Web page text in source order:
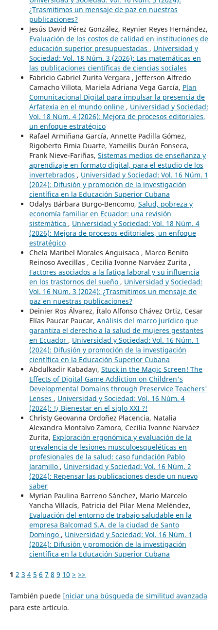
¿Trasmitimos un mensaje de paz en nuestras
publicaciones?
Jesús David Pérez González, Reynier Reyes Hernández,
Evaluación de los costos de calidad en instituciones de
educación superior presupuestadas , Universidad y
Sociedad: Vol. 18 Núm. 3 (2026): Las matemáticas en
las publicaciones científicas de ciencias sociales
Fabricio Gabriel Zurita Vergara , Jefferson Alfredo
Camacho Villota, Mariela Adriana Vega García, Plan
Comunicacional Digital para impulsar la presencia de
Arfatexia en el mundo online , Universidad y Sociedad:
Vol. 18 Núm. 4 (2026): Mejora de procesos editoriales,
un enfoque estratégico
Rafael Armiñana García, Annette Padilla Gómez,
Rigoberto Fimia Duarte, Yameilis Durán Fonseca,
Frank Nieve-Fariñas, Sistemas medios de enseñanza y
aprendizaje en formato digital, para el estudio de los
invertebrados , Universidad y Sociedad: Vol. 16 Núm. 1
(2024): Difusión y promoción de la investigación
científica en la Educación Superior Cubana
Odalys Bárbara Burgo-Bencomo, Salud, pobreza y
economía familiar en Ecuador: una revisión
sistemática , Universidad y Sociedad: Vol. 18 Núm. 4
(2026): Mejora de procesos editoriales, un enfoque
estratégico
Chela Maribel Morales Anguisaca , Marco Benito
Reinoso Avecillas , Cecilia Ivonne Narváez Zurita ,
Factores asociados a la fatiga laboral y su influencia
en los trastornos del sueño , Universidad y Sociedad:
Vol. 16 Núm. 3 (2024): ¿Trasmitimos un mensaje de
paz en nuestras publicaciones?
Deinier Ros Álvarez, Ítalo Alfonso Chávez Ortiz, Cesar
Elías Paucar Paucar, Análisis del marco jurídico que
garantiza el derecho a la salud de mujeres gestantes
en Ecuador , Universidad y Sociedad: Vol. 16 Núm. 1
(2024): Difusión y promoción de la investigación
científica en la Educación Superior Cubana
Abdulkadir Kabadayı, Stuck in the Magic Screen! The
Effects of Digital Game Addiction on Children's
Developmental Domains through Preservice Teachers'
Lenses , Universidad y Sociedad: Vol. 16 Núm. 4
(2024): !¿ Bienestar en el siglo XXI ?!
Christy Geovanna Ordoñez Placencia, Natalia
Alexandra Montalvo Zamora, Cecilia Ivonne Narváez
Zurita, Exploración ergonómica y evaluación de la
prevalencia de lesiones musculoesqueléticas en
profesionales de la salud: caso fundación Pablo
Jaramillo , Universidad y Sociedad: Vol. 16 Núm. 2
(2024): Repensar las publicaciones desde un nuevo
saber
Myrian Paulina Barreno Sánchez, Mario Marcelo
Yancha Villacís, Patricia del Pilar Mena Meléndez,
Evaluación del entorno de trabajo saludable en la
empresa Balcomad S.A. de la ciudad de Santo
Domingo , Universidad y Sociedad: Vol. 16 Núm. 1
(2024): Difusión y promoción de la investigación
científica en la Educación Superior Cubana
1 2 3 4 5 6 7 8 9 10 > >>
También puede Iniciar una búsqueda de similitud avanzada
para este artículo.